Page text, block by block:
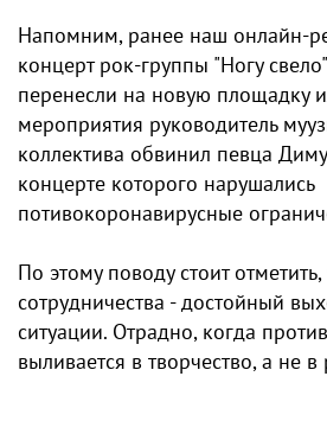
Напомним, ранее наш онлайн-
концерт рок-группы "Ногу
перенесли на новую площадку
мероприятия руководитель
коллектива обвинил певца
концерте которого нарушались
потивокоронавирусные
По этому поводу стоит
сотрудничества - достойный
ситуации. Отрадно, когда
выливается в творчество, а не